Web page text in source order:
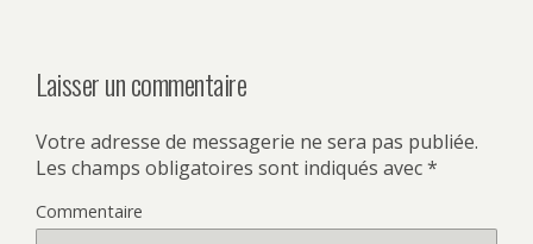
Laisser un commentaire
Votre adresse de messagerie ne sera pas publiée.
Les champs obligatoires sont indiqués avec*
Commentaire